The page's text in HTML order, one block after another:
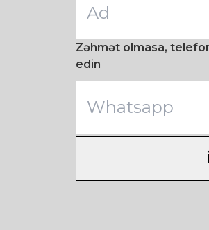
Zəhmət olmasa,
edin